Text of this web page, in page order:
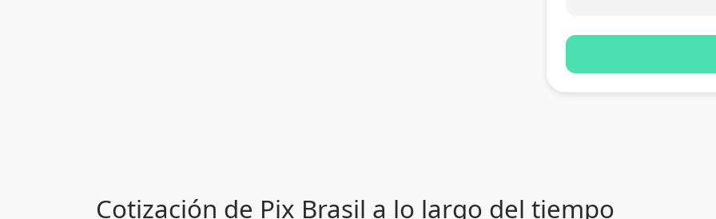
Cotización de Pix Brasil a lo largo del tiempo